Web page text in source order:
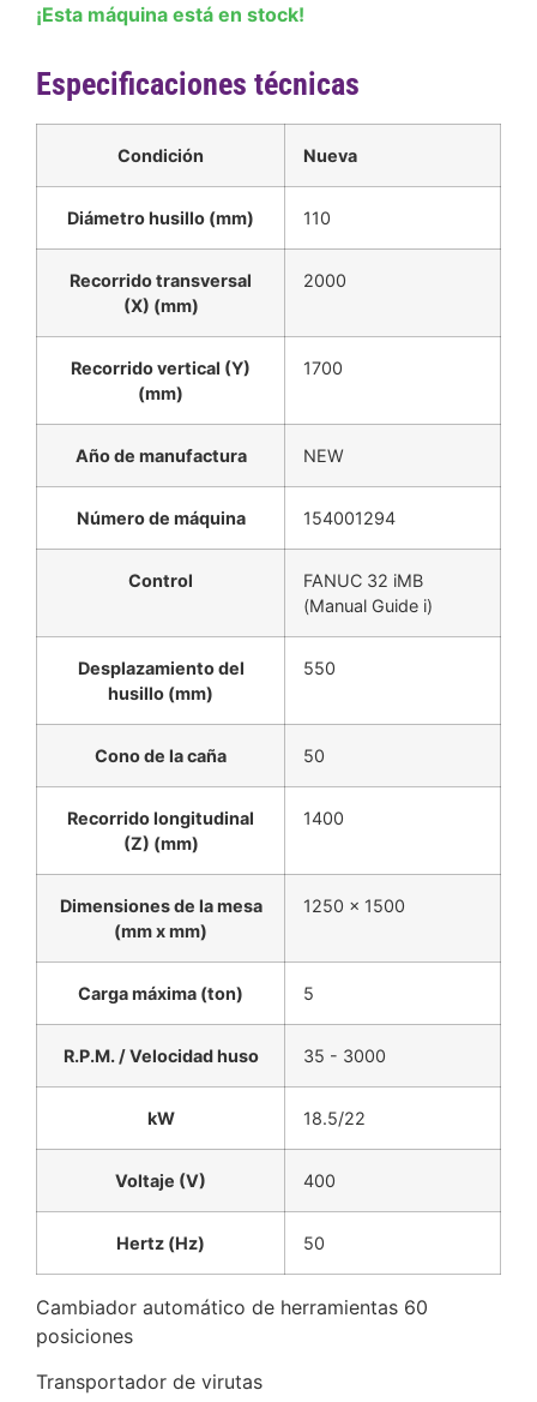
¡Esta máquina está en stock!
Especificaciones técnicas
Condición Nueva
Diámetro husillo (mm) 110
Recorrido transversal
(X) (mm)
2000
Recorrido vertical (Y)
(mm)
1700
Año de manufactura NEW
Número de máquina 154001294
Control
FANUC 32 iMB
(Manual Guide i)
Desplazamiento del
husillo (mm)
550
Cono de la caña 50
Recorrido longitudinal
(Z) (mm)
1400
Dimensiones de la mesa
(mm x mm)
1250 x 1500
Carga máxima (ton) 5
R.P.M. / Velocidad huso 35 - 3000
kW 18.5/22
Voltaje (V) 400
Hertz (Hz) 50
Cambiador automático de herramientas 60
posiciones
Transportador de virutas